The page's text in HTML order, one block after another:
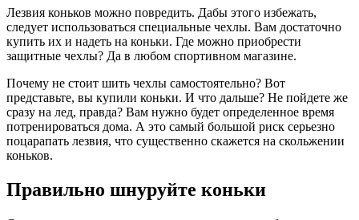
Лезвия коньков можно повредить. Дабы этого избежать,
следует использоваться специальные чехлы. Вам достаточно
купить их и надеть на коньки. Где можно приобрести
защитные чехлы? Да в любом спортивном магазине.
Почему не стоит шить чехлы самостоятельно? Вот
представьте, вы купили коньки. И что дальше? Не пойдете же
сразу на лед, правда? Вам нужно будет определенное время
потренироваться дома. А это самый большой риск серьезно
поцарапать лезвия, что существенно скажется на скольжении
коньков.
Правильно шнуруйте коньки